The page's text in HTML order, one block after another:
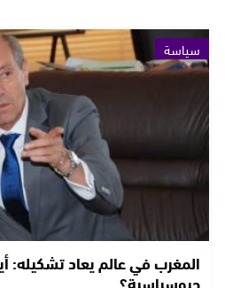
سياسة
المغرب في عالم يعاد تشكيله: